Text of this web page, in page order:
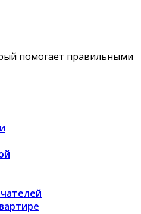
помогает правильными